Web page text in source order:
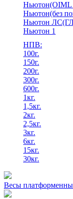
Ньютон(OIML
Ньютон(без
Ньютон
Ньютон 1
НПВ:
100г.
150г.
200г.
300г.
600г.
1кг.
1,5кг.
2кг.
2,5кг.
3кг.
6кг.
15кг.
30кг.
Весы